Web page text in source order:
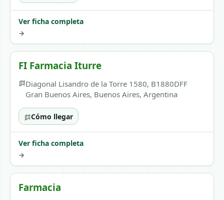
Ver ficha completa
→
FI Farmacia Iturre
Diagonal Lisandro de la Torre 1580, B1880DFF
Gran Buenos Aires, Buenos Aires, Argentina
Cómo llegar
Ver ficha completa
→
Farmacia